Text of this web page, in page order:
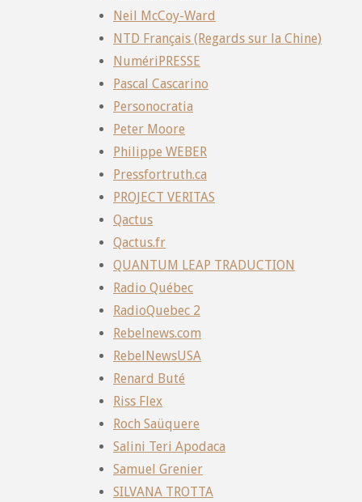
Neil McCoy-Ward
NTD Français (Regards sur la Chine)
NumériPRESSE
Pascal Cascarino
Personocratia
Peter Moore
Philippe WEBER
Pressfortruth.ca
PROJECT VERITAS
Qactus
Qactus.fr
QUANTUM LEAP TRADUCTION
Radio Québec
RadioQuebec 2
Rebelnews.com
RebelNewsUSA
Renard Buté
Riss Flex
Roch Saüquere
Salini Teri Apodaca
Samuel Grenier
SILVANA TROTTA